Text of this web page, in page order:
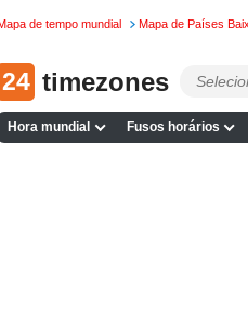
de tempo mundial Mapa de Países
24 timezones
Hora mundial Fusos horários